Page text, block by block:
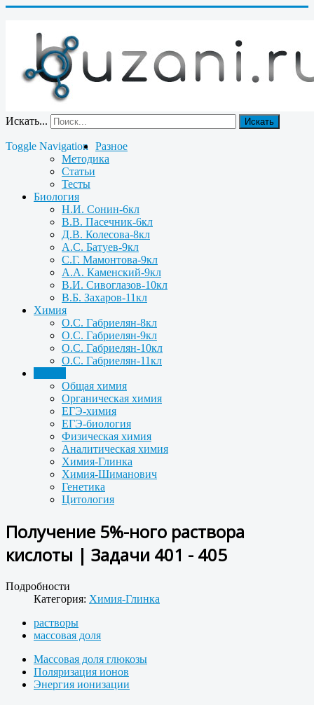
Искать... Искать
Toggle Navigation
Разное
Методика
Статьи
Тесты
Биология
Н.И. Сонин-6кл
В.В. Пасечник-6кл
Д.В. Колесова-8кл
А.С. Батуев-9кл
С.Г. Мамонтова-9кл
А.А. Каменский-9кл
В.И. Сивоглазов-10кл
В.Б. Захаров-11кл
Химия
О.С. Габриелян-8кл
О.С. Габриелян-9кл
О.С. Габриелян-10кл
О.С. Габриелян-11кл
Общая химия
Органическая химия
ЕГЭ-химия
ЕГЭ-биология
Физическая химия
Аналитическая химия
Химия-Глинка
Химия-Шиманович
Генетика
Цитология
Получение 5%-ного раствора
кислоты | Задачи 401 - 405
Подробности
Категория: Химия-Глинка
растворы
массовая доля
Массовая доля глюкозы
Поляризация ионов
Энергия ионизации